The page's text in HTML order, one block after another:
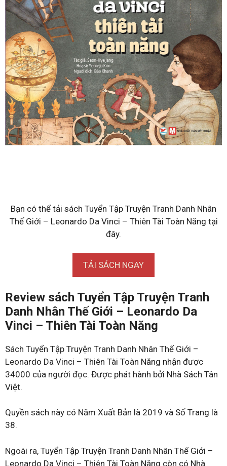
Bạn có thể tải sách Tuyển Tập Truyện Tranh Danh Nhân
Thế Giới – Leonardo Da Vinci – Thiên Tài Toàn Năng tại
đây.
TẢI SÁCH NGAY
Review sách Tuyển Tập Truyện Tranh
Danh Nhân Thế Giới – Leonardo Da
Vinci – Thiên Tài Toàn Năng
Sách Tuyển Tập Truyện Tranh Danh Nhân Thế Giới –
Leonardo Da Vinci – Thiên Tài Toàn Năng nhận được
34000 của người đọc. Được phát hành bởi Nhà Sách Tân
Việt.
Quyền sách này có Năm Xuất Bản là 2019 và Số Trang là
38.
Ngoài ra, Tuyển Tập Truyện Tranh Danh Nhân Thế Giới –
Leonardo Da Vinci – Thiên Tài Toàn Năng còn có Nhà